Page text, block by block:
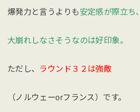
爆発力と言うよりも 安定感が際立ち、
大崩れしなさそうなのは好印象。
ただし、 ラウンド３２は強敵
（ノルウェーorフランス）です。